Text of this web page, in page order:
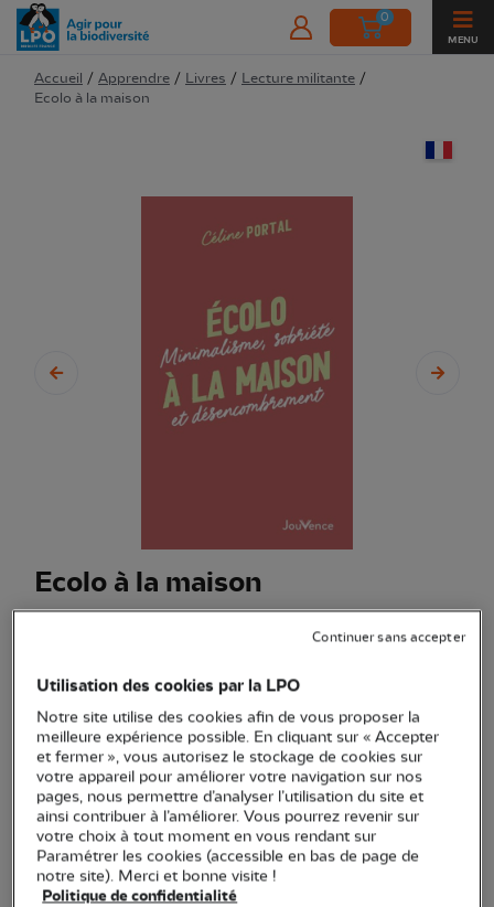
0
MENU
Accueil / Apprendre / Livres / Lecture militante /
Ecolo à la maison
Ecolo à la maison
Guide pratique pour fabriquer vos produits ménagers,
réduire votre consommation d'eau et d'énergie, limiter le
plastique...Voir plus
Quantité
Dernières pièces en stock !
Utilisation des cookies par la LPO
Notre site utilise des cookies afin de vous proposer la
meilleure expérience possible. En cliquant sur « Accepter
et fermer », vous autorisez le stockage de cookies sur
votre appareil pour améliorer votre navigation sur nos
pages, nous permettre d’analyser l’utilisation du site et
ainsi contribuer à l’améliorer. Vous pourrez revenir sur
votre choix à tout moment en vous rendant sur
Paramétrer les cookies (accessible en bas de page de
notre site). Merci et bonne visite !
Politique de confidentialité
Continuer sans accepter